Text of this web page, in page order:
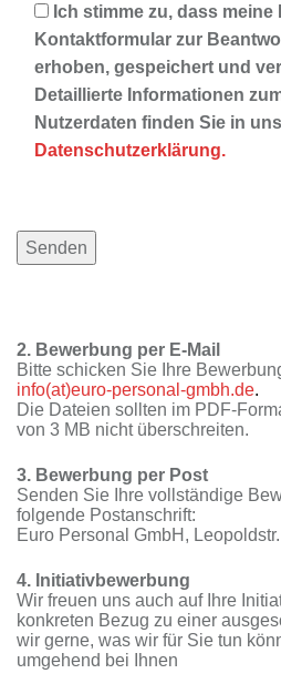
Ich stimme zu, dass meine
Kontaktformular zur
erhoben, gespeichert und
Detaillierte Informationen
Nutzerdaten finden Sie in
Datenschutzerklärung.
2. Bewerbung per E-Mail
Bitte schicken Sie Ihre
info(at)euro-personal-gmbh.de.
Die Dateien sollten im PDF-
von 3 MB nicht überschreiten.
3. Bewerbung per Post
Senden Sie Ihre vollständige
folgende Postanschrift:
Euro Personal GmbH,
4. Initiativbewerbung
Wir freuen uns auch auf Ihre
konkreten Bezug zu einer
wir gerne, was wir für Sie tun
umgehend bei Ihnen